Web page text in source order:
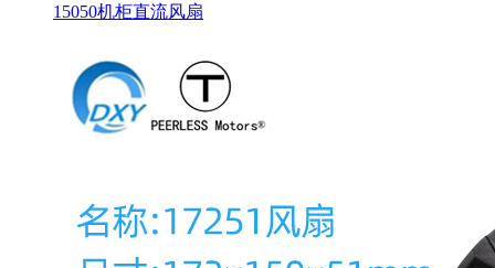
15050机柜直流风扇